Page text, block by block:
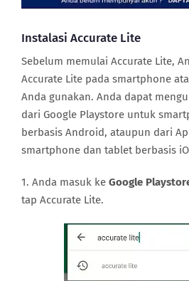
Instalasi Accurate Lite
Sebelum memulai Accurate Lite,
Accurate Lite pada smartphone
Anda gunakan. Anda dapat
dari Google Playstore untuk
berbasis Android, ataupun dari
smartphone dan tablet berbasis
1. Anda masuk ke Google
tap Accurate Lite.